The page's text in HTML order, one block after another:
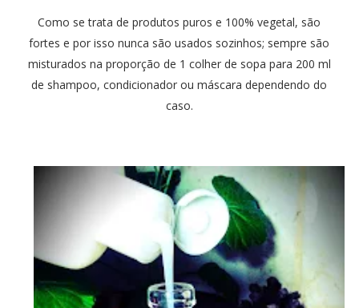
Como se trata de produtos puros e 100% vegetal, são
fortes e por isso nunca são usados sozinhos; sempre são
misturados na proporção de 1 colher de sopa para 200 ml
de shampoo, condicionador ou máscara dependendo do
caso.